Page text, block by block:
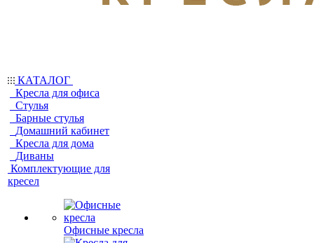
КАТАЛОГ
Кресла для офиса
Стулья
Барные стулья
Домашний кабинет
Кресла для дома
Диваны
Комплектующие для
кресел
Офисные кресла